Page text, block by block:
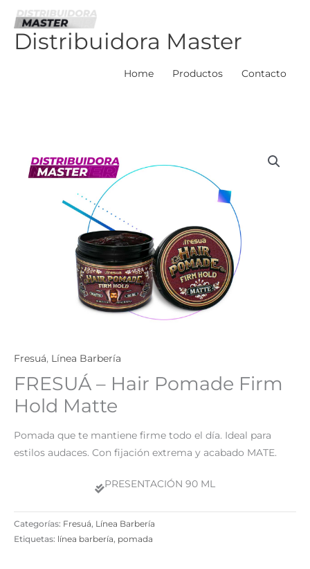
contenido
Distribuidora Master
Home Productos Contacto
Fresuá, Línea Barbería
FRESUÁ – Hair Pomade Firm
Hold Matte
Pomada que te mantiene firme todo el día. Ideal para
estilos audaces. Con fijación extrema y acabado MATE.
PRESENTACIÓN 90 ML
Categorías: Fresuá, Línea Barbería
Etiquetas: línea barbería, pomada